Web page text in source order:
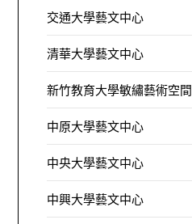
交通大學藝文中心
清華大學藝文中心
新竹教育大學敏繡藝術空間
中原大學藝文中心
中央大學藝文中心
中興大學藝文中心